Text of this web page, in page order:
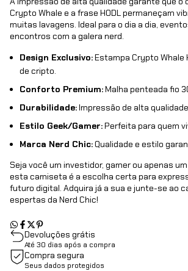
Crypto Whale e a frase HODL permaneçam
muitas lavagens. Ideal para o dia a dia,
encontros com a galera nerd.
Design Exclusivo:Estampa Crypto Whale
de cripto.
Conforto Premium:Malha penteada fio
Durabilidade:Impressão de alta
Estilo Geek/Gamer:Perfeita para quem
Marca Nerd Chic:Qualidade e estilo
Seja você um investidor, gamer ou apenas
esta camiseta é a escolha certa para
futuro digital. Adquira já a sua e junte-se ao
espertas da Nerd Chic!
Devoluções grátis
Até 30 dias após a compra
Compra segura
Seus dados protegidos